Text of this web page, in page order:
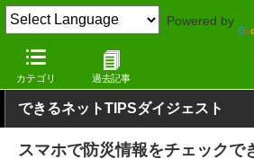
Powered by
カテゴリ 過去記事
窓の杜 その他の話題
できるネットTIPSダイジェスト
スマホで防災情報をチェックで